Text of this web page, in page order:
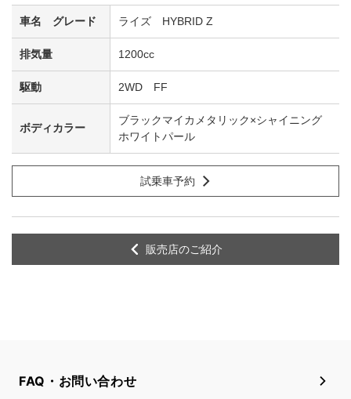
ライズ HYBRID Z
1200cc
2WD FF
ブラックマイカメタリック×シャイニング
ホワイトパール
試乗車予約
販売店のご紹介
FAQ・お問い合わせ